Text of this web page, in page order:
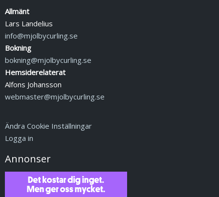
Allmänt
Lars Landelius
info@mjolbycurling.se
Bokning
bokning@mjolbycurling.se
Hemsiderelaterat
Alfons Johansson
webmaster@mjolbycurling.se
Ändra Cookie Inställningar
Logga in
Annonser